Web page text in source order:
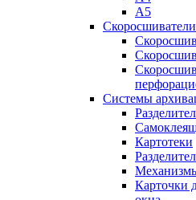
А5
Скоросшиватели
Системы
Картотеки
Карточки